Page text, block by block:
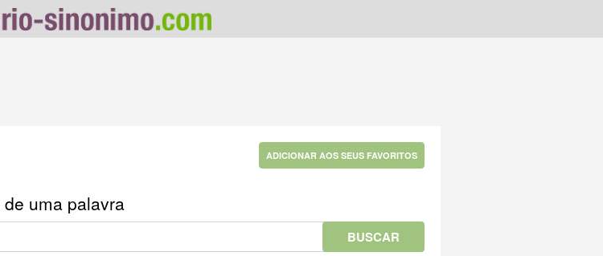
ADICIONAR AOS SEUS FAVORITOS
de uma palavra
BUSCAR